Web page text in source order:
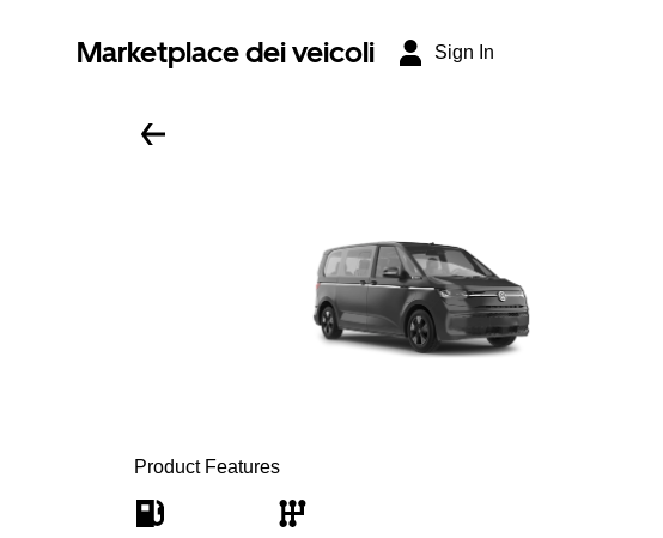
Marketplace dei veicoli Sign In
Product Features